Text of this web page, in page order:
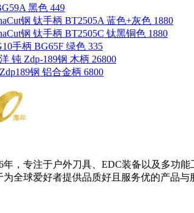
黑色 449
钢 钛手柄 BT2505A 蓝色+灰色 1880
钢 钛手柄 BT2505C 钛黑铜色 1880
手柄 BG65F 绿色 335
钝 Zdp-189钢 木柄 26800
钢 铝合金柄 6800
，专注于户外刀具、EDC装备以及多功
全球爱好者提供品质好且服务优的产品与